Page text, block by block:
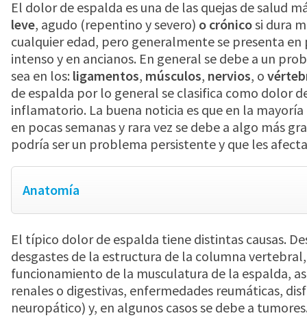
El dolor de espalda es una de las quejas de salud
leve, agudo (repentino y severo) o crónicosi dura
cualquier edad, pero generalmente se presenta
intenso y en ancianos. En general se debe a un
sea en los: ligamentos, músculos, nervios, o
de espalda por lo general se clasifica como dolor
inflamatorio. La buena noticia es que en la
en pocas semanas y rara vez se debe a algo más
podría ser un problema persistente y que les
Anatomía
El típico dolor de espalda tiene distintas causas.
desgastes de la estructura de la columna
funcionamiento de la musculatura de la espalda,
renales o digestivas, enfermedades reumáticas,
neuropático) y, en algunos casos se debe a